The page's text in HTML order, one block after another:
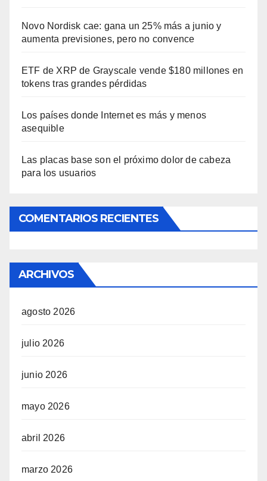
Novo Nordisk cae: gana un 25% más a junio y
aumenta previsiones, pero no convence
ETF de XRP de Grayscale vende $180 millones en
tokens tras grandes pérdidas
Los países donde Internet es más y menos
asequible
Las placas base son el próximo dolor de cabeza
para los usuarios
COMENTARIOS RECIENTES
ARCHIVOS
agosto 2026
julio 2026
junio 2026
mayo 2026
abril 2026
marzo 2026